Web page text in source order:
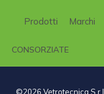
Prodotti Marchi
CONSORZIATE
©2026 Vetrotecnica